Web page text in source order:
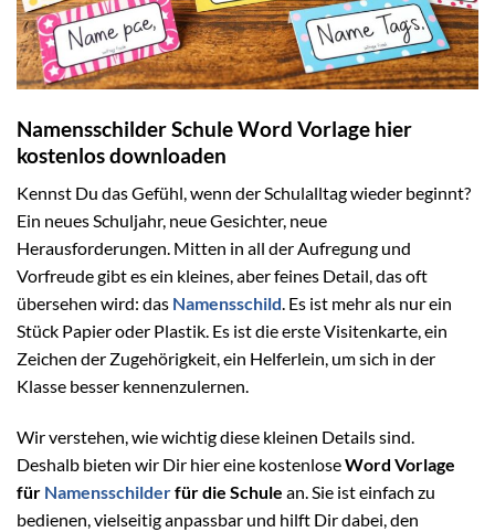
Namensschilder Schule Word Vorlage hier
kostenlos downloaden
Kennst Du das Gefühl, wenn der Schulalltag wieder beginnt?
Ein neues Schuljahr, neue Gesichter, neue
Herausforderungen. Mitten in all der Aufregung und
Vorfreude gibt es ein kleines, aber feines Detail, das oft
übersehen wird: das Namensschild. Es ist mehr als nur ein
Stück Papier oder Plastik. Es ist die erste Visitenkarte, ein
Zeichen der Zugehörigkeit, ein Helferlein, um sich in der
Klasse besser kennenzulernen.
Wir verstehen, wie wichtig diese kleinen Details sind.
Deshalb bieten wir Dir hier eine kostenloseWord Vorlage
für Namensschilderfür die Schule an. Sie ist einfach zu
bedienen, vielseitig anpassbar und hilft Dir dabei, den